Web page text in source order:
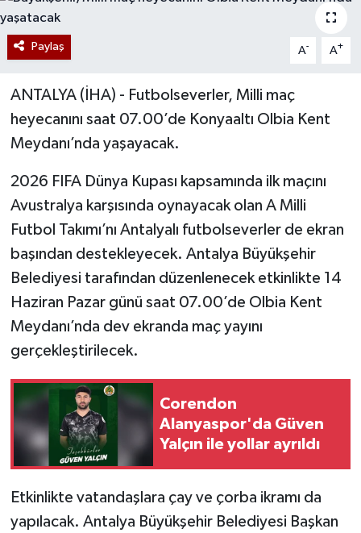
Paylaş A- A+
ANTALYA (İHA) - Futbolseverler, Milli maç
heyecanını saat 07.00’de Konyaaltı Olbia Kent
Meydanı’nda yaşayacak.
2026 FIFA Dünya Kupası kapsamında ilk maçını
Avustralya karşısında oynayacak olan A Milli
Futbol Takımı’nı Antalyalı futbolseverler de ekran
başından destekleyecek. Antalya Büyükşehir
Belediyesi tarafından düzenlenecek etkinlikte 14
Haziran Pazar günü saat 07.00’de Olbia Kent
Meydanı’nda dev ekranda maç yayını
gerçekleştirilecek.
Corendon
Alanyaspor'da Güven
Yalçın ile yollar ayrıldı
Etkinlikte vatandaşlara çay ve çorba ikramı da
yapılacak. Antalya Büyükşehir Belediyesi Başkan